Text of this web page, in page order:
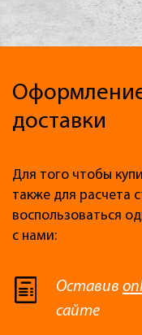
Оформление
доставки
Для того чтобы
также для расчета
воспользоваться
с нами:
Оставив
сайте